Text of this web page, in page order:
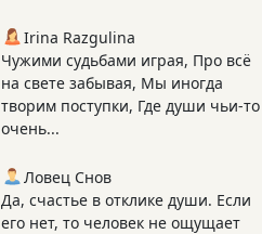
Irina Razgulina
Чужими судьбами играя, Про всё
на свете забывая, Мы иногда
творим поступки, Где души чьи-то
очень...
Ловец Снов
Да, счастье в отклике души. Если
его нет, то человек не ощущает